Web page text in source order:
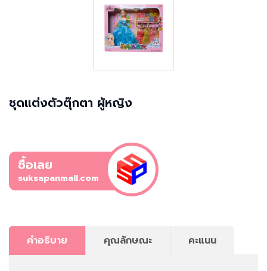
ชุดแต่งตัวตุ๊กตา ผู้หญิง
ซื้อเลย
suksapanmall.com
คำอธิบาย คุณลักษณะ คะแนน